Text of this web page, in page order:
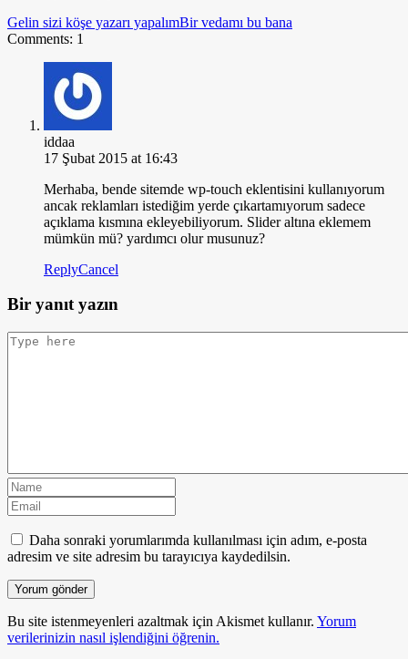
Gelin sizi köşe yazarı yapalımBir vedamı bu bana
Comments: 1
iddaa
17 Şubat 2015 at 16:43
Merhaba, bende sitemde wp-touch eklentisini kullanıyorum
ancak reklamları istediğim yerde çıkartamıyorum sadece
açıklama kısmına ekleyebiliyorum. Slider altına eklemem
mümkün mü? yardımcı olur musunuz?
ReplyCancel
Bir yanıt yazın
Daha sonraki yorumlarımda kullanılması için adım, e-posta
adresim ve site adresim bu tarayıcıya kaydedilsin.
Bu site istenmeyenleri azaltmak için Akismet kullanır. Yorum
verilerinizin nasıl işlendiğini öğrenin.